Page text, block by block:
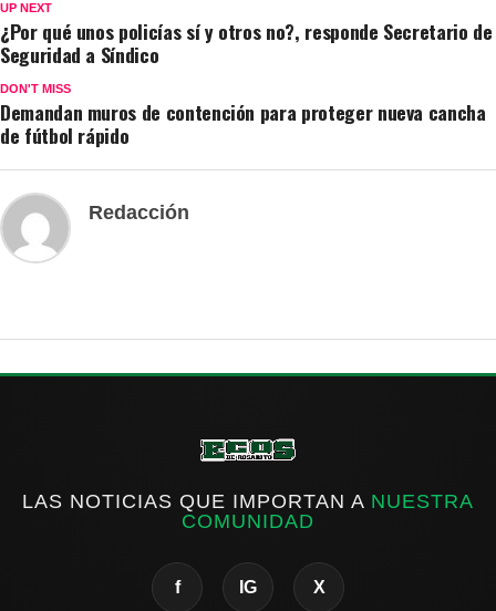
UP NEXT
¿Por qué unos policías sí y otros no?, responde Secretario de
Seguridad a Síndico
DON'T MISS
Demandan muros de contención para proteger nueva cancha
de fútbol rápido
Redacción
LAS NOTICIAS QUE IMPORTAN A NUESTRA
COMUNIDAD
f IG X